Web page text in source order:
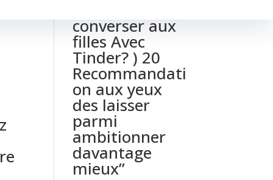
converser aux
filles Avec
Tinder? ) 20
Recommandati
on aux yeux
des laisser
parmi
ambitionner
davantage
mieux”